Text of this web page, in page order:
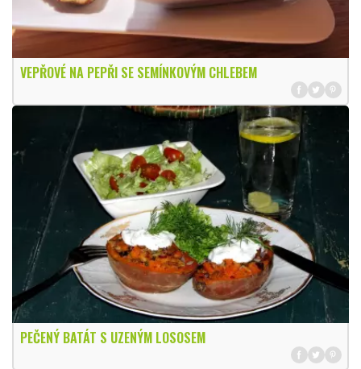
VEPŘOVÉ NA PEPŘI SE SEMÍNKOVÝM CHLEBEM
PEČENÝ BATÁT S UZENÝM LOSOSEM